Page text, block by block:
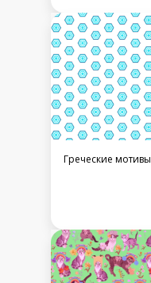
Греческие мотивы